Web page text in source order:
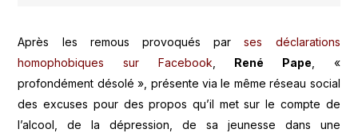
Après les remous provoqués parses déclarations
homophobiques sur Facebook
René Pape , «
profondément désolé », présente via le même réseau social
des excuses pour des propos qu’il met sur le compte de
l’alcool, de la dépression, de sa jeunesse dans une